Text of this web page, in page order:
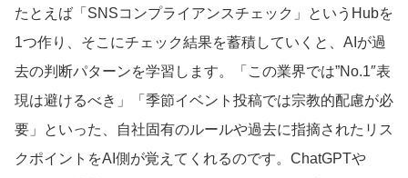
たとえば「SNSコンプライアンスチェック」というHubを
1つ作り、そこにチェック結果を蓄積していくと、AIが過
去の判断パターンを学習します。「この業界では”No.1″表
現は避けるべき」「季節イベント投稿では宗教的配慮が必
要」といった、自社固有のルールや過去に指摘されたリス
クポイントをAI側が覚えてくれるのです。ChatGPTや